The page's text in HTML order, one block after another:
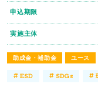
助成金・補助金 ユース
申込期限
実施主体
#ESD # SDGs #